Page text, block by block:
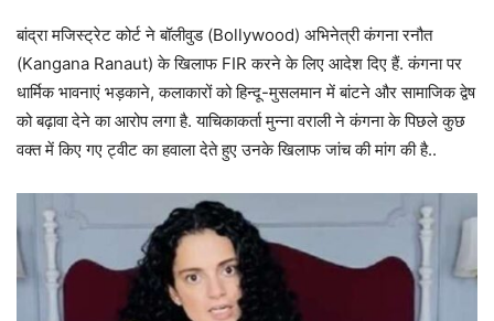
बांद्रा मजिस्ट्रेट कोर्ट ने बॉलीवुड (Bollywood) अभिनेत्री कंगना रनौत
(Kangana Ranaut) के खिलाफ FIR करने के लिए आदेश दिए हैं. कंगना पर
धार्मिक भावनाएं भड़काने, कलाकारों को हिन्दू-मुसलमान में बांटने और सामाजिक द्वेष
को बढ़ावा देने का आरोप लगा है. याचिकाकर्ता मुन्ना वराली ने कंगना के पिछले कुछ
वक्त में किए गए ट्वीट का हवाला देते हुए उनके खिलाफ जांच की मांग की है..